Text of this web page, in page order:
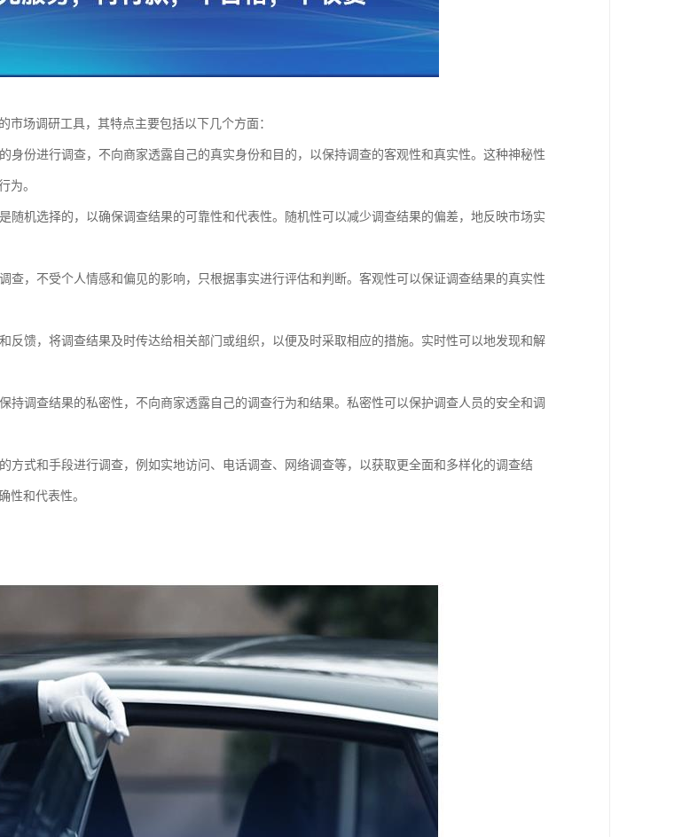
市场调研工具，其特点主要包括以下几个方面：
身份进行调查，不向商家透露自己的真实身份和目的，以保持调查的客观性和真实性。这种神秘性
为。
随机选择的，以确保调查结果的可靠性和代表性。随机性可以减少调查结果的偏差，地反映市场实
查，不受个人情感和偏见的影响，只根据事实进行评估和判断。客观性可以保证调查结果的真实性
反馈，将调查结果及时传达给相关部门或组织，以便及时采取相应的措施。实时性可以地发现和解
持调查结果的私密性，不向商家透露自己的调查行为和结果。私密性可以保护调查人员的安全和调
方式和手段进行调查，例如实地访问、电话调查、网络调查等，以获取更全面和多样化的调查结
性和代表性。